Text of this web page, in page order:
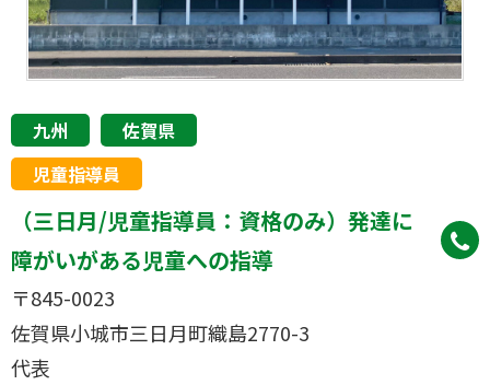
九州
佐賀県
児童指導員
（三日月/児童指導員：資格のみ）発達に
障がいがある児童への指導
〒845-0023
佐賀県小城市三日月町織島2770-3
代表